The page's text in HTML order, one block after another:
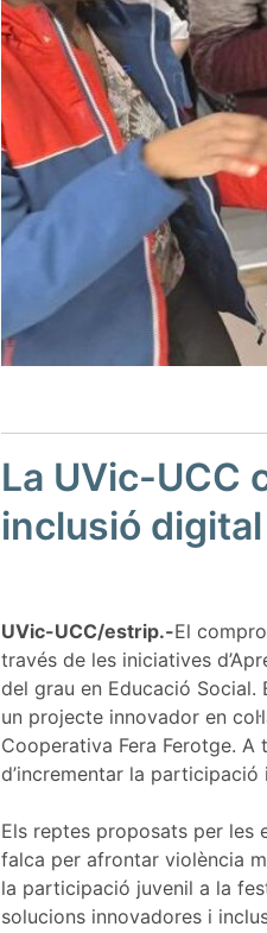
La UVic-UCC
inclusió
UVic-UCC/estrip.-El
través de les iniciatives
del grau en Educació
un projecte innovador en
Cooperativa Fera Ferotge. A
d’incrementar la
Els reptes proposats per les
falca per afrontar violència
la participació juvenil a la
solucions innovadores i